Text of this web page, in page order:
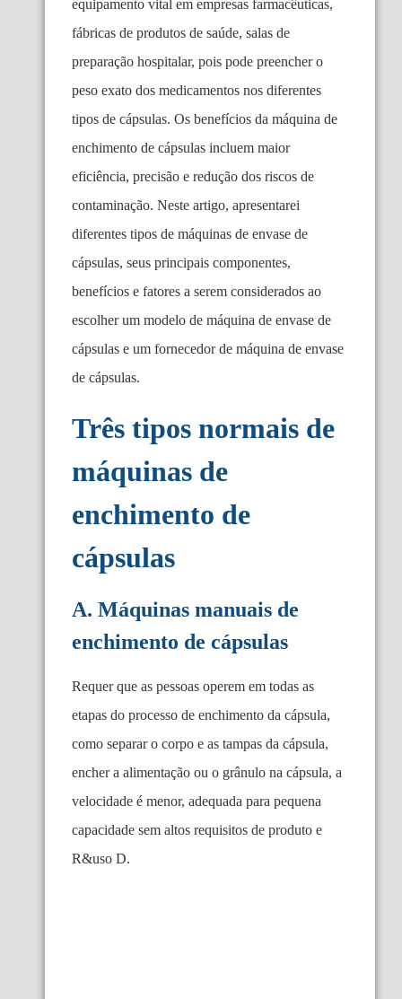
equipamento vital em empresas farmacêuticas,
fábricas de produtos de saúde, salas de
preparação hospitalar, pois pode preencher o
peso exato dos medicamentos nos diferentes
tipos de cápsulas. Os benefícios da máquina de
enchimento de cápsulas incluem maior
eficiência, precisão e redução dos riscos de
contaminação. Neste artigo, apresentarei
diferentes tipos de máquinas de envase de
cápsulas, seus principais componentes,
benefícios e fatores a serem considerados ao
escolher um modelo de máquina de envase de
cápsulas e um fornecedor de máquina de envase
de cápsulas.
Três tipos normais de
máquinas de
enchimento de
cápsulas
A. Máquinas manuais de
enchimento de cápsulas
Requer que as pessoas operem em todas as
etapas do processo de enchimento da cápsula,
como separar o corpo e as tampas da cápsula,
encher a alimentação ou o grânulo na cápsula, a
velocidade é menor, adequada para pequena
capacidade sem altos requisitos de produto e
R&uso D.